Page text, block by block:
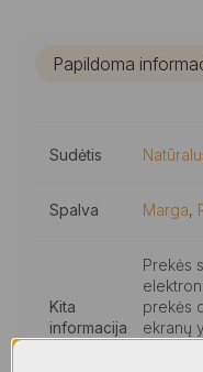
Papildoma
Sudėtis
Spalva Marga,
Kita
informacija
Prekės
prekės
ekranų